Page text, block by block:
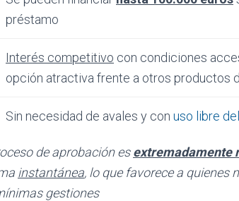
préstamo
Interés competitivo con condiciones
opción atractiva frente a otros productos
Sin necesidad de avales y con uso libre
de aprobación esextremadamente
instantánea, lo que favorece a quienes
gestiones